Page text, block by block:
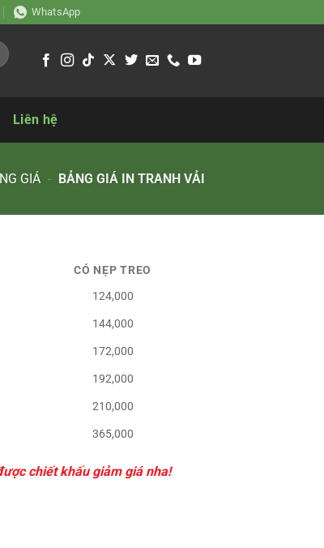
WhatsApp
Liên hệ
GIÁ - BẢNG GIÁ IN TRANH VẢI
CÓ NẸP TREO
124,000
144,000
172,000
192,000
210,000
365,000
chiết khấu giảm giá nha!